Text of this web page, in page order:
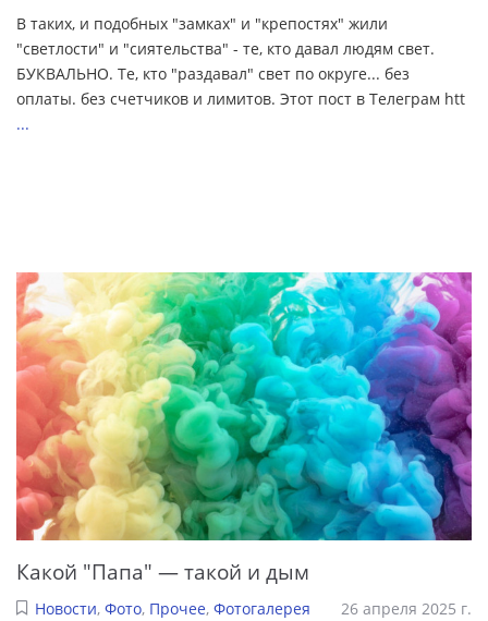
В таких, и подобных "замках" и "крепостях" жили
"светлости" и "сиятельства" - те, кто давал людям свет.
БУКВАЛЬНО. Те, кто "раздавал" свет по округе... без
оплаты. без счетчиков и лимитов. Этот пост в Телеграм htt
...
Какой "Папа" — такой и дым
Новости, Фото, Прочее, Фотогалерея 26 апреля 2025 г.